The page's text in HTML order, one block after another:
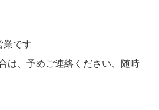
業です
は、予めご連絡ください、随時